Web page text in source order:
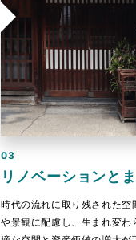
03
リノベーションと
時代の流れに取り残された空
や景観に配慮し、生まれ変わ